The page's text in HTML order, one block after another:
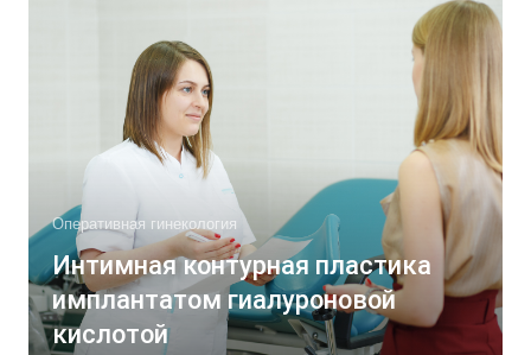
Оперативная гинекология
Интимная контурная пластика
имплантатом гиалуроновой
кислотой